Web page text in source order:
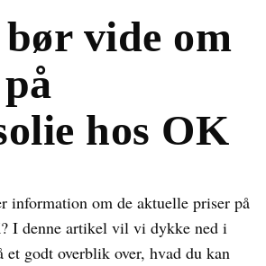
vide om
hos OK
information om de aktuelle priser på
I denne artikel vil vi dykke ned i
et godt overblik over, hvad du kan